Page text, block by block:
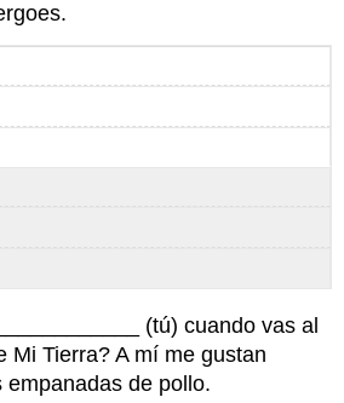
(tú) cuando vas al
Mi Tierra? A mí me gustan
empanadas de pollo.